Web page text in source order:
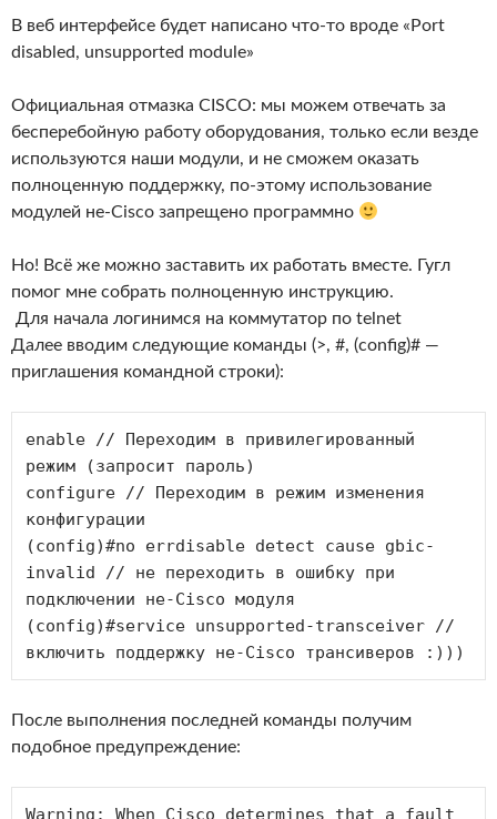
В веб интерфейсе будет написано что-то вроде «Port
disabled, unsupported module»
Официальная отмазка CISCO: мы можем отвечать за
бесперебойную работу оборудования, только если везде
используются наши модули, и не сможем оказать
полноценную поддержку, по-этому использование
модулей не-Cisco запрещено программно
Но! Всё же можно заставить их работать вместе. Гугл
помог мне собрать полноценную инструкцию.
Для начала логинимся на коммутатор по telnet
Далее вводим следующие команды (>, #, (config)# —
приглашения командной строки):
enable // Переходим в привилегированный
режим (запросит пароль)
configure // Переходим в режим изменения
конфигурации
(config)#no errdisable detect cause gbic-
invalid // не переходить в ошибку при
подключении не-Cisco модуля
(config)#service unsupported-transceiver //
После выполнения последней команды получим
подобное предупреждение: